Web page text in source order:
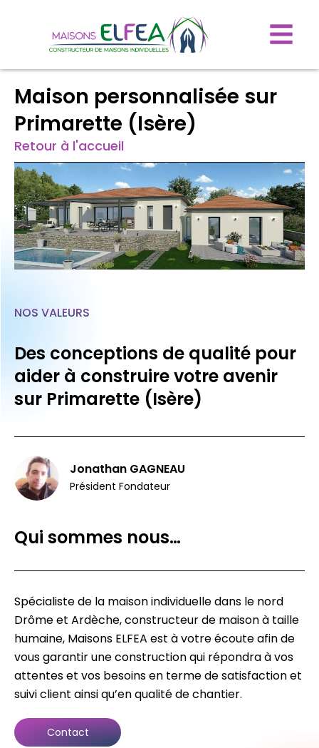
Maison personnalisée sur
Primarette (Isère)
Retour à l'accueil
Qui sommes nous…
Spécialiste de la maison individuelle dans le nord
Drôme et Ardèche, constructeur de maison à taille
humaine, Maisons ELFEA est à votre écoute afin de
vous garantir une construction qui répondra à vos
attentes et vos besoins en terme de satisfaction et
suivi client ainsi qu’en qualité de chantier.
Contact
NOS VALEURS
Des conceptions de qualité pour
aider à construire votre avenir
sur Primarette (Isère)
Jonathan GAGNEAU
Président Fondateur